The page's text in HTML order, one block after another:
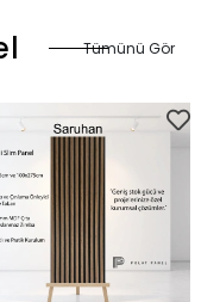
Tümünü Gör